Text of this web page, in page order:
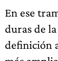
En ese
duras de
definición